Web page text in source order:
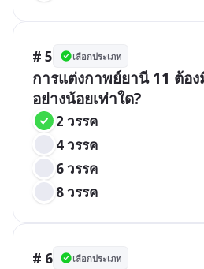
# 5 เลือกประเภท
การแต่งกาพย์ยานี 11 ต้อ
อย่างน้อยเท่าใด?
2 วรรค
4 วรรค
6 วรรค
8 วรรค
# 6 เลือกประเภท